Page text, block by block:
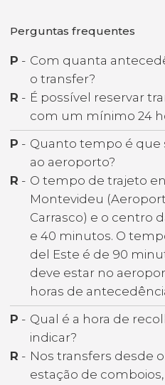
Perguntas frequentes
P - Com quanta
o transfer?
R - É possível reservar
com um mínimo 24
P - Quanto tempo é que
ao aeroporto?
R - O tempo de trajeto
Montevideu
Carrasco) e o centro
e 40 minutos. O
del Este é de 90
deve estar no
horas de
P - Qual é a hora de
indicar?
R - Nos transfers desde
estação de